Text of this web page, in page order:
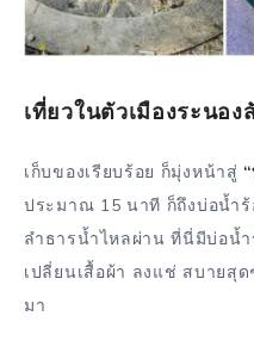
เที่ยวในตัวเมืองระนอ
เก็บของเรียบร้อย ก็มุ่งหน้าสู่
ประมาณ 15 นาที ก็ถึงบ่อน้ำ
ลำธารน้ำไหลผ่าน ที่นี่มีบ่อน้
เปลี่ยนเสื้อผ้า ลงแช่ สบายสุ
มา